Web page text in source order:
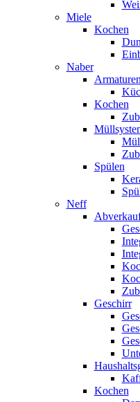
Miele
Kochen
Naber
Armaturen
Kochen
Spülen
Neff
Geschirr
Kochen